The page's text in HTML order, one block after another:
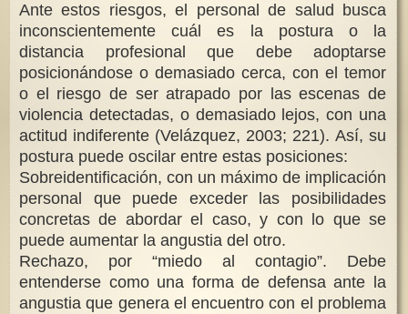
Ante estos riesgos, el personal de salud busca
inconscientemente cuál es la postura o la
distancia profesional que debe adoptarse
posicionándose o demasiado cerca, con el temor
o el riesgo de ser atrapado por las escenas de
violencia detectadas, o demasiado lejos, con una
actitud indiferente (Velázquez, 2003; 221). Así, su
postura puede oscilar entre estas posiciones:
Sobreidentificación, con un máximo de implicación
personal que puede exceder las posibilidades
concretas de abordar el caso, y con lo que se
puede aumentar la angustia del otro.
Rechazo, por “miedo al contagio”. Debe
entenderse como una forma de defensa ante la
angustia que genera el encuentro con el problema